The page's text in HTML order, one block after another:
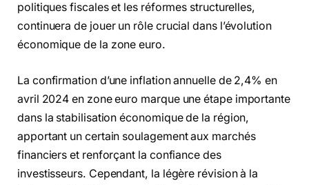
politiques fiscales et les réformes structurelles,
continuera de jouer un rôle crucial dans l’évolution
économique de la zone euro.
La confirmation d’une inflation annuelle de 2,4% en
avril 2024 en zone euro marque une étape importante
dans la stabilisation économique de la région,
apportant un certain soulagement aux marchés
financiers et renforçant la confiance des
investisseurs. Cependant, la légère révision à la